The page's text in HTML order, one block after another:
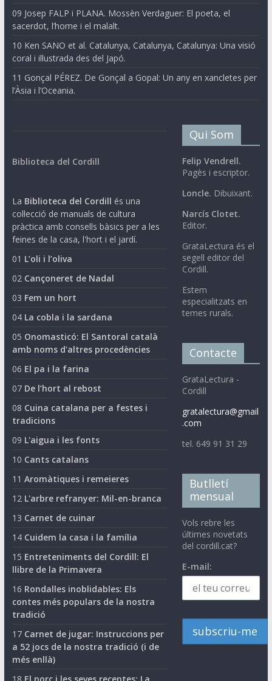
09 Josep FALP i PLANA. Mossèn Verdaguer: El poeta, el
sacerdot, l’home i el malalt.
10 Ken SANO et al. Catalunya, Catalunya, Catalunya: Una visió
coral i il·lustrada des del Japó.
11 Gonçal PÉREZ. De Gonçal a Gopal: Un any en xancletes per
l’Àsia i l’Oceania.
Biblioteca del Cordill
La Biblioteca del Cordill és una
col·lecció de manuals de cultura
pràctica amb consells bàsics per a les
feines de la casa, l'hort i el jardí.
01 L’oli i l’oliva
02 Cançoneret de Nadal
03 Fem un hort
04 La cobla i la sardana
05 Onomasticó: El Santoral català
amb noms d'altres procedències
06 El pa i la farina
07 De l’hort al rebost
08 Cuina catalana per a festes i
tradicions
09 L'aigua i les fonts
10 Cants catalans
11 Aromàtiques i remeieres
12 L'arbre refranyer: Mil-en-branca
13 Carnet de cuinar
14 Cuidem la casa i la família
15 Entreteniments del Cordill: El
llibre de la Primavera
16 Rondalles inoblidables: Els
contes més populars de la nostra
tradició
17 Carnet de jugar: Instruccions per
a 52 jocs de la nostra tradició (i de
més enllà)
Qui Som
Felip Vendrell.
Pagès i escriptor.
Loncle. Dibuixant.
Narcís Clotet.
Editor.
GrataLectura és el
segell editor del
Cordill.
Estem
especialitzats en
temes rurals.
Contacte
GrataLectura -
Cordill
gratalectura@gmail
.com
tel. 649 91 31 29
Butlletí
mensual
Vols rebre les
últimes novetats
del cordill.cat?
E-mail: